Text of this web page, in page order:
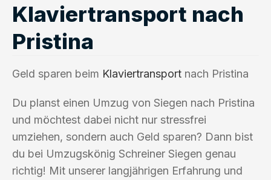
Klaviertransport nach
Pristina
Geld sparen beim Klaviertransport nach Pristina
Du planst einen Umzug von Siegen nach Pristina
und möchtest dabei nicht nur stressfrei
umziehen, sondern auch Geld sparen? Dann bist
du bei Umzugskönig Schreiner Siegen genau
richtig! Mit unserer langjährigen Erfahrung und